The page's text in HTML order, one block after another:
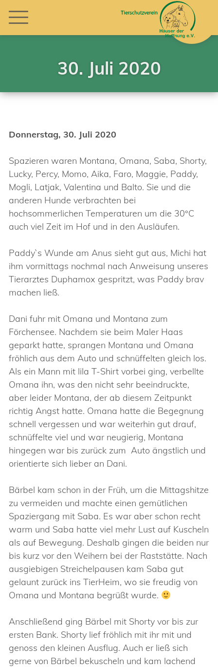
30. Juli 2020
Donnerstag, 30. Juli 2020
Spazieren waren Montana, Omana, Saba, Shorty,
Lucky, Percy, Momo, Aika, Faro, Maggie, Paddy,
Mogli, Latjak, Valentina und Balto. Sie und die
anderen Hunde verbrachten bei
hochsommerlichen Temperaturen um die 30°C
auch viel Zeit im Hof und in den Ausläufen.
Paddy`s Wunde am Anus sieht gut aus, Michi hat
ihm vormittags nochmal nach Anweisung unseres
Tierarztes Duphamox gespritzt, was Paddy brav
machen ließ.
Dani fuhr mit Omana und Montana zum
Förchensee. Nachdem sie beim Maler Haas
geparkt hatte, sprangen Montana und Omana
fröhlich aus dem Auto und schnüffelten gleich los.
Als ein Mann mit lila T-Shirt vorbei ging, verbellte
Omana ihn, was den nicht sehr beeindruckte,
aber leider Montana, der ab diesem Zeitpunkt
richtig Angst hatte. Omana hatte die Begegnung
schnell vergessen und war weiterhin gut drauf,
schnüffelte viel und war neugierig, Montana
hingegen war bis zurück zum Auto ängstlich und
orientierte sich lieber an Dani.
Bärbel kam schon in der Früh, um die Mittagshitze
zu vermeiden und machte einen gemütlichen
Spaziergang mit Saba. Es war aber schon recht
warm und Saba hatte viel mehr Lust auf Kuscheln
als auf Bewegung. Deshalb gingen die beiden nur
bis kurz vor den Weihern bei der Raststätte. Nach
ausgiebigen Streichelpausen kam Saba gut
gelaunt zurück ins TierHeim, wo sie freudig von
Omana und Montana begrüßt wurde.
Anschließend ging Bärbel mit Shorty vor bis zur
ersten Bank. Shorty lief fröhlich mit ihr mit und
genoss den kleinen Ausflug. Auch er ließ sich
gerne von Bärbel bekuscheln und kam lachend